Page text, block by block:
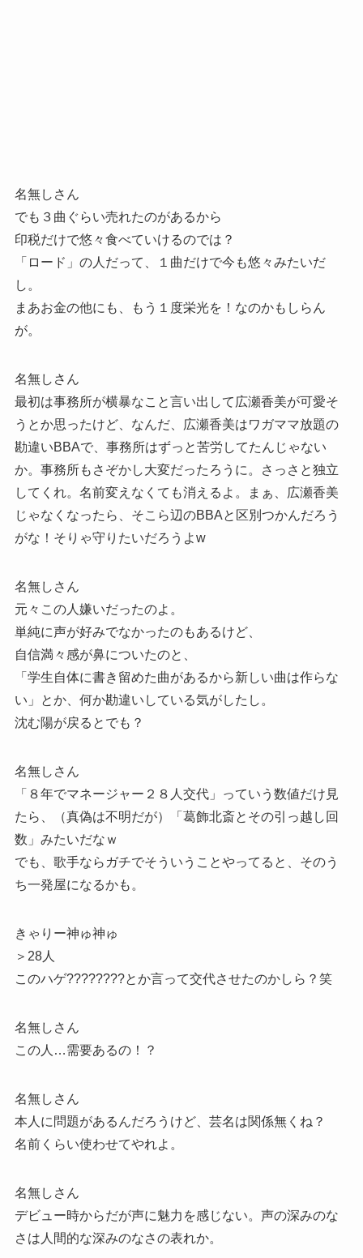
名無しさん
でも３曲ぐらい売れたのがあるから
印税だけで悠々食べていけるのでは？
「ロード」の人だって、１曲だけで今も悠々みたいだ
し。
まあお金の他にも、もう１度栄光を！なのかもしらん
が。
名無しさん
最初は事務所が横暴なこと言い出して広瀬香美が可愛そ
うとか思ったけど、なんだ、広瀬香美はワガママ放題の
勘違いBBAで、事務所はずっと苦労してたんじゃない
か。事務所もさぞかし大変だったろうに。さっさと独立
してくれ。名前変えなくても消えるよ。まぁ、広瀬香美
じゃなくなったら、そこら辺のBBAと区別つかんだろう
がな！そりゃ守りたいだろうよw
名無しさん
元々この人嫌いだったのよ。
単純に声が好みでなかったのもあるけど、
自信満々感が鼻についたのと、
「学生自体に書き留めた曲があるから新しい曲は作らな
い」とか、何か勘違いしている気がしたし。
沈む陽が戻るとでも？
名無しさん
「８年でマネージャー２８人交代」っていう数値だけ見
たら、（真偽は不明だが）「葛飾北斎とその引っ越し回
数」みたいだなｗ
でも、歌手ならガチでそういうことやってると、そのう
ち一発屋になるかも。
きゃりー神ゅ神ゅ
＞28人
このハゲ????????とか言って交代させたのかしら？笑
名無しさん
この人…需要あるの！？
名無しさん
本人に問題があるんだろうけど、芸名は関係無くね？
名前くらい使わせてやれよ。
名無しさん
デビュー時からだが声に魅力を感じない。声の深みのな
さは人間的な深みのなさの表れか。